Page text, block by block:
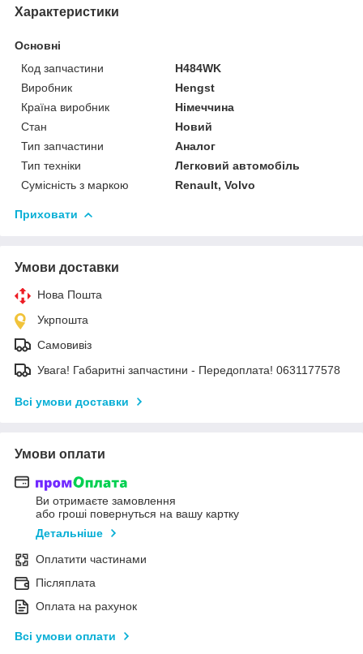
Характеристики
Основні
Код запчастини
H484WK
Виробник
Hengst
Країна виробник
Німеччина
Стан
Новий
Тип запчастини
Аналог
Тип техніки
Легковий автомобіль
Сумісність з маркою
Renault, Volvo
Приховати
Умови доставки
Нова Пошта
Укрпошта
Самовивіз
Увага! Габаритні запчастини - Передоплата! 0631177578
Всі умови доставки
Умови оплати
Ви отримаєте замовлення
або гроші повернуться на вашу картку
Детальніше
Оплатити частинами
Післяплата
Оплата на рахунок
Всі умови оплати